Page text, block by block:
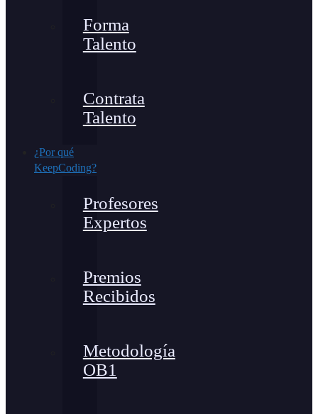
Forma
Talento
Contrata
Talento
¿Por qué
KeepCoding?
Profesores
Expertos
Premios
Recibidos
Metodología
OB1